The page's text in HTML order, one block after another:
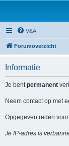
V&A
Forumoverzicht
Informatie
Je bentpermanent
Neem contact op met
Opgegeven reden
Je IP-adres is